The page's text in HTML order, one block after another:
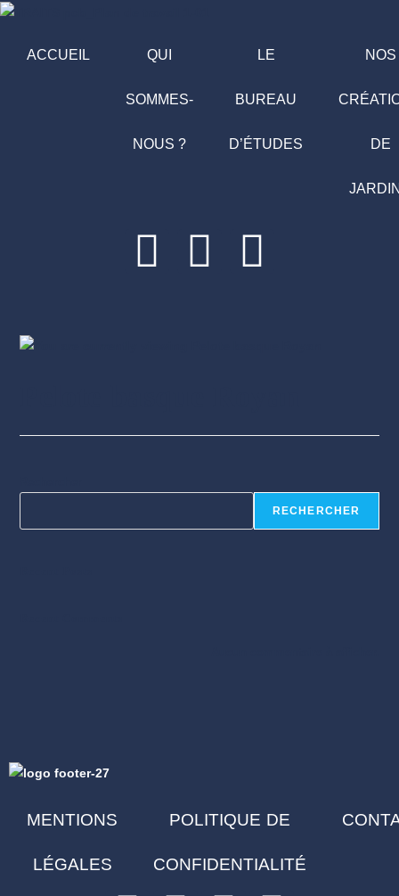
ACCUEIL QUI
SOMMES-
NOUS ?
LE
BUREAU
D’ÉTUDES
NOS
DE
RECHERCHER
MENTIONS
LÉGALES
POLITIQUE DE
CONFIDENTIALITÉ